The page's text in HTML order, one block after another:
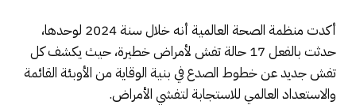
أكدت منظمة الصحة العالمية أنه خلال سنة 2024 لوحدها،
حدثت بالفعل 17 حالة تفش لأمراض خطيرة، حيث يكشف كل
تفش جديد عن خطوط الصدع في بنية الوقاية من الأوبئة القائمة
والاستعداد العالمي للاستجابة لتفشي الأمراض.